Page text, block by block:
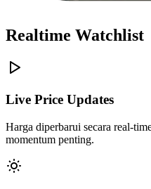
Realtime Watchlist
Live Price Updates
Harga diperbarui secara real-
momentum penting.